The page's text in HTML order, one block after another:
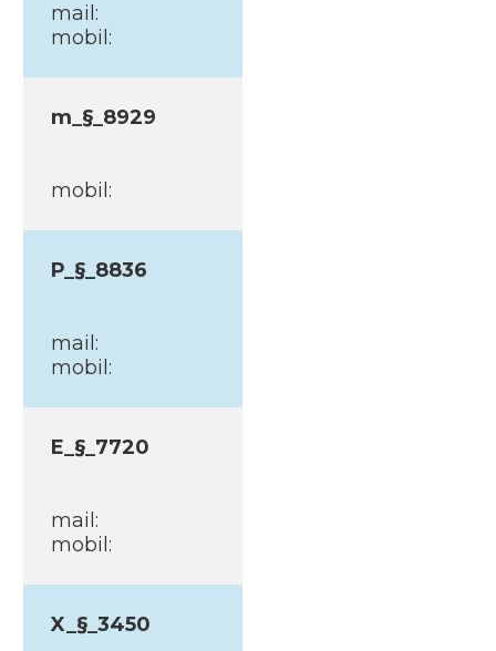
mail:
mobil:
m_§_8929
mobil:
P_§_8836
mail:
mobil:
E_§_7720
mail:
mobil:
X_§_3450